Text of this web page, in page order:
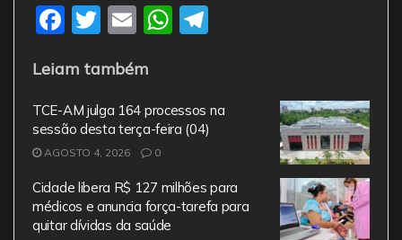
F
c
e
b
o
o
k
T
itt
er
E
ai
l
W
s
A
p
gr
Leiam também
TCE-AM julga 164 processos na
sessão desta terça-feira (04)
AGOSTO 4, 2026 0
Cidade libera R$ 127 milhões para
médicos e anuncia força-tarefa para
quitar dívidas da saúde